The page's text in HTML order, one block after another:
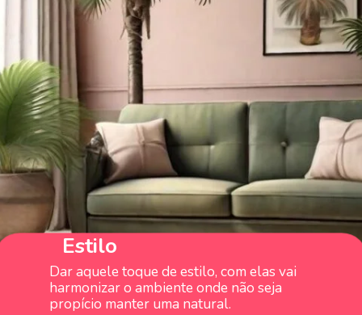
Estilo
Dar aquele toque de estilo, com elas vai
harmonizar o ambiente onde não seja
propício manter uma natural.